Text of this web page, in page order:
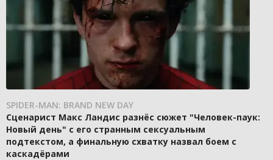
SPIDER-MAN: BRAND NEW DAY
Сценарист Макс Ландис разнёс сюжет "Человек-паук:
Новый день" с его странным сексуальным
подтекстом, а финальную схватку назвал боем с
каскадёрами